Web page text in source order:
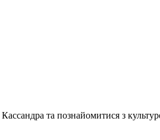
та познайомитися з